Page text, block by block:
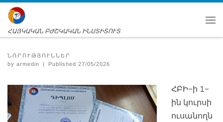
ՀԱՅԿԱԿԱՆ ԲԺՇԿԱԿԱՆ ԻՆՍՏԻՏՈՒՏ
ՆՈՐՈՒԹՅՈՒՆՆԵՐ
by armedin | Published27/05/2026
ՀԲԻ-ի 1-
ին կուրսի
ուսանողն